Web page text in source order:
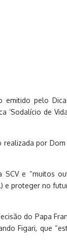
emitido pelo
‘Sodalício de
por Dom
e “muitos
e proteger no
do Papa
Figari, que